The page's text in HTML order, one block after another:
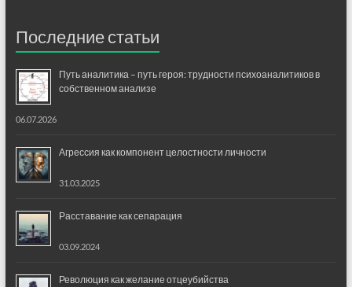
Последние статьи
Путь аналитика – путь героя: трудности психоаналитиков в
собственном анализе
06.07.2026
Агрессия как компонент целостности личности
31.03.2025
Расставание как сепарация
03.09.2024
Революция как желание отцеубийства